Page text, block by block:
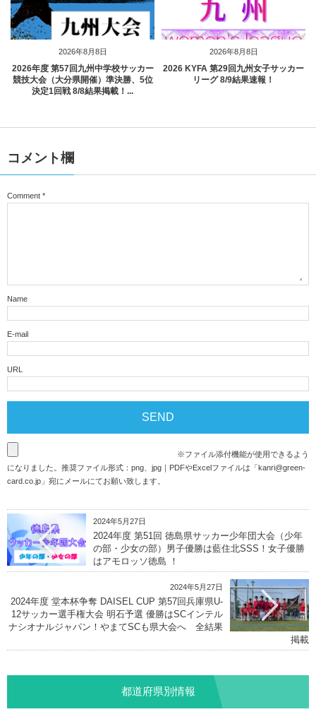
2026年8月8日
2026年度 第57回九州中学校サッカー
競技大会（大分県開催）準決勝、5位
決定1回戦 8/8結果掲載！...
2026年8月8日
2026 KYFA 第29回九州女子サッカー
リーグ 8/9結果速報！
コメント欄
Comment *
Name
E-mail
URL
※ファイル添付機能が使用できるよう
になりました。推奨ファイル形式：png、jpg｜PDFやExcelファイルは「kanri@green-
card.co.jp 」宛にメールにてお願い致します。
2024年5月27日
2024年度 第51回 徳島県サッカー少年団大会（少年
の部・少女の部）男子優勝は藍住北SSS！女子優勝
はアモロッソ徳島 ！
2024年5月27日
2024年度 堂本杯争奪 DAISEL CUP 第57回兵庫県U-
12サッカー選手権大会 明石予選 優勝はSCインテル
ナシオナルジャパン！やまてSCも県大会へ 全結果
掲載
都道府県別情報